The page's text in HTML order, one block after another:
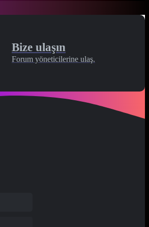
Bize ulaşın
Forum yöneticilerine ulaş.